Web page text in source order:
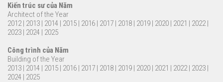
Kiến trúc sư của Năm
Architect of the Year
2012| 2013 | 2014 | 2015 | 2016 | 2017 | 2018 | 2019 | 2020 | 2021 | 2022|
2023 | 2024 | 2025
Công trình của Năm
Building of the Year
2013 | 2014 | 2015 | 2016 | 2017 | 2018 | 2019 | 2020 | 2021 | 2022| 2023 |
2024 | 2025